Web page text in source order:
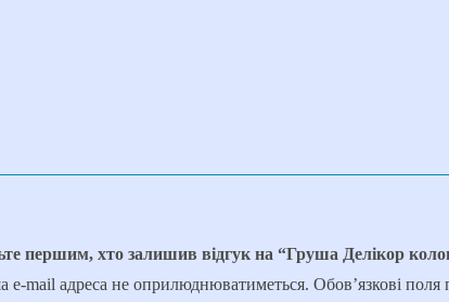
першим, хто залишив відгук на “Груша Делікор
e-mail адреса не оприлюднюватиметься. Обов’язкові поля